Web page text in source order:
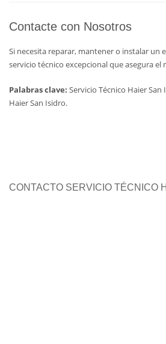
Contacte con Nosotros
Si necesita reparar, mantener o instalar
servicio técnico excepcional que asegura
Palabras clave: Servicio Técnico Haier
Haier San Isidro.
CONTACTO SERVICIO TÉCNICO